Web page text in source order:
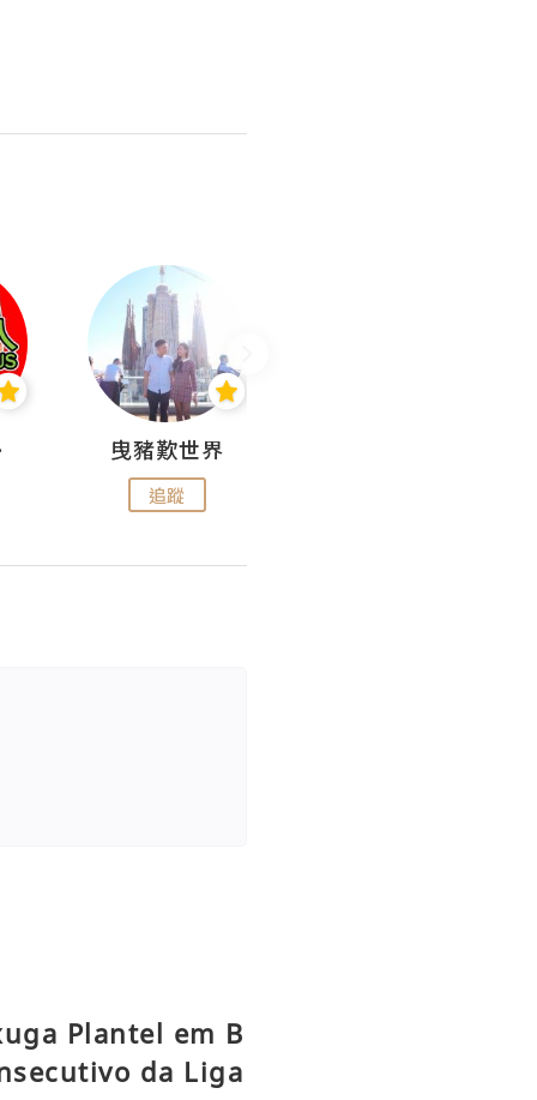
曳豬歎世界
追蹤
Plantel em B
da Liga